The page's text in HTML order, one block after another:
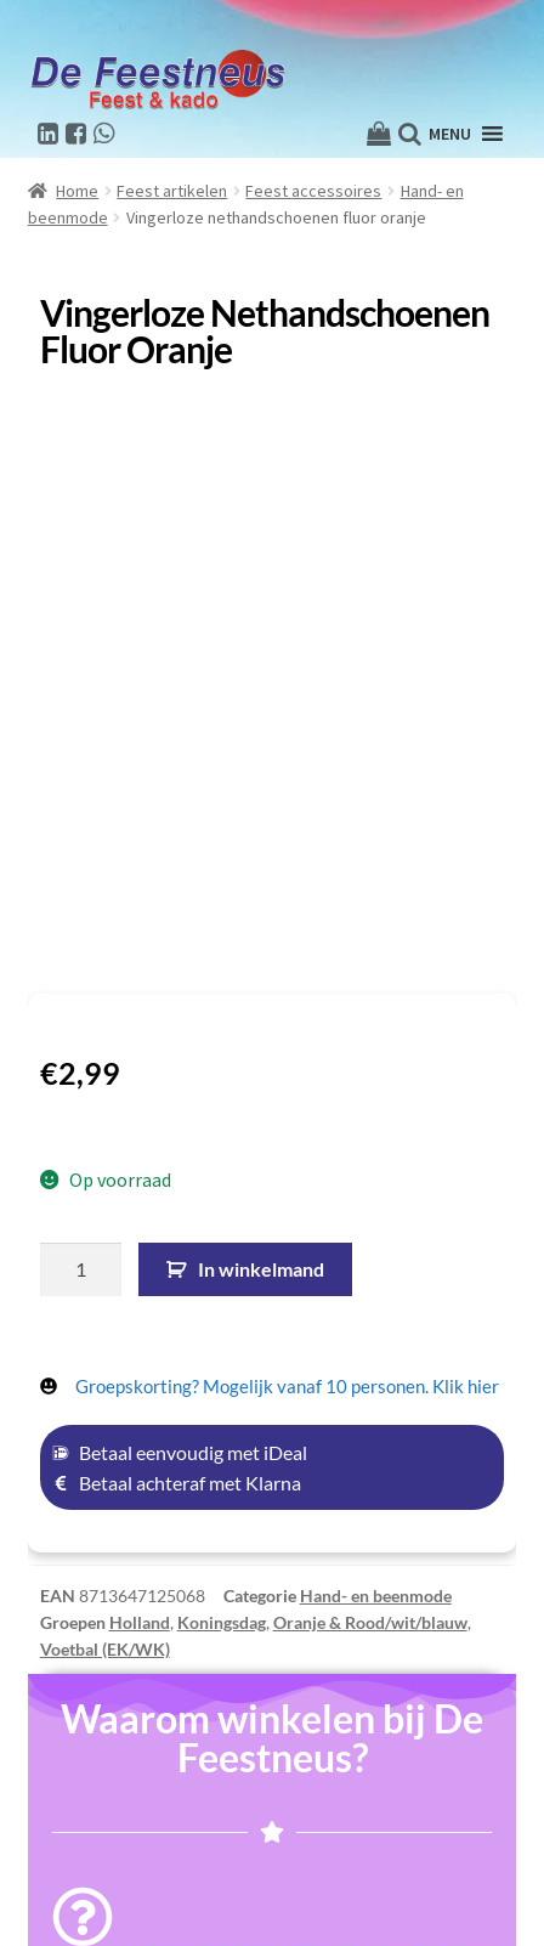
MENU
Home Feest artikelen Feest accessoires
Hand- en
beenmode
Vingerloze nethandschoenen fluor oranje
Vingerloze Nethandschoenen
Fluor Oranje
€2,99
Op voorraad
In winkelmand
Groepskorting? Mogelijk vanaf 10 personen. Klik hier
Betaal eenvoudig met iDeal
Betaal achteraf met Klarna
EAN 8713647125068 Categorie Hand- en beenmode
Groepen Holland, Koningsdag, Oranje & Rood/wit/blauw,
Voetbal (EK/WK)
Waarom winkelen bij De
Feestneus?